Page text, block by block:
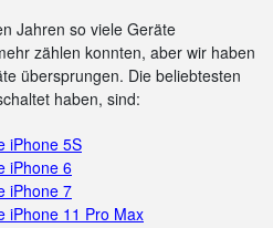
Jahren so viele Geräte
zählen konnten, aber wir haben
übersprungen. Die beliebtesten
haben, sind:
iPhone 5S
iPhone 6
iPhone 7
iPhone 11 Pro Max